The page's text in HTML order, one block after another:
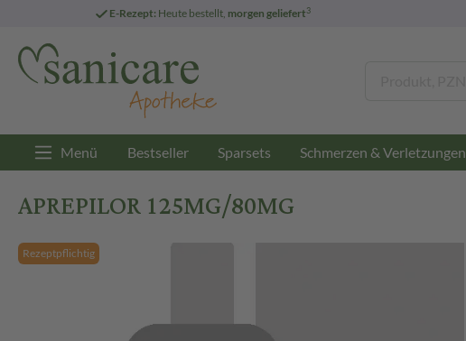
E-Rezept: Heute bestellt, morgen geliefert3
Menü Bestseller Sparsets Schmerzen & Verletzungen
APREPILOR 125MG/80MG
Rezeptpflichtig